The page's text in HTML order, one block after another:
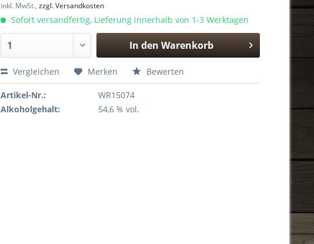
inkl. MwSt.,zzgl. Versandkosten
Sofort versandfertig, Lieferung innerhalb von 1-3 Werktagen
In den Warenkorb
Hinzugefügt
Vergleichen Merken Bewerten
Artikel-Nr.:
WR15074
Alkoholgehalt:
54,6 % vol.